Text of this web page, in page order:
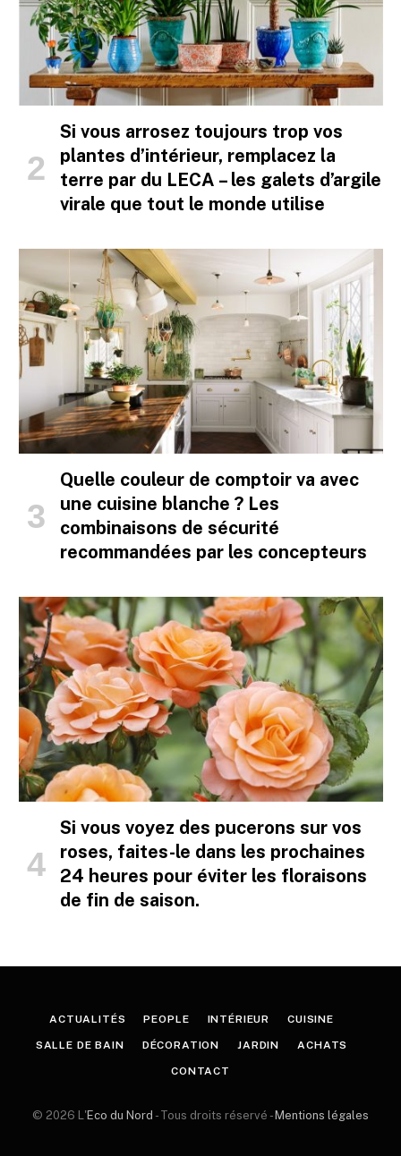
Si vous arrosez toujours trop vos
plantes d’intérieur, remplacez la
terre par du LECA – les galets d’argile
virale que tout le monde utilise
Quelle couleur de comptoir va avec
une cuisine blanche ? Les
combinaisons de sécurité
recommandées par les concepteurs
Si vous voyez des pucerons sur vos
roses, faites-le dans les prochaines
24 heures pour éviter les floraisons
de fin de saison.
ACTUALITÉS PEOPLE INTÉRIEUR CUISINE
SALLE DE BAIN DÉCORATION JARDIN ACHATS
CONTACT
© 2026 L'Eco du Nord - Tous droits réservé -Mentions légales